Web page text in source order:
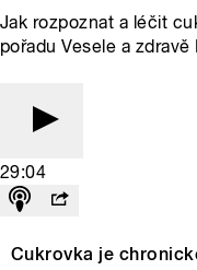
Jak rozpoznat a léčit
pořadu Vesele a
29:04
Cukrovka je